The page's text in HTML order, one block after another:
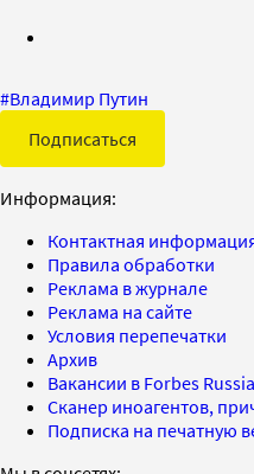
#Владимир Путин
Подписаться
Информация:
Контактная
Правила обработки
Реклама в журнале
Реклама на сайте
Условия перепечатки
Архив
Вакансии в Forbes Russia
Сканер иноагентов,
Подписка на печатную